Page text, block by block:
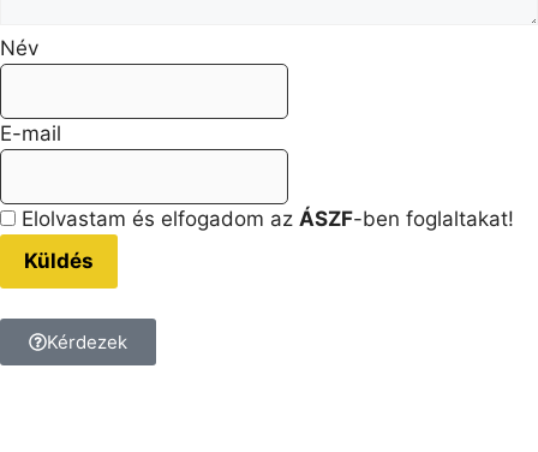
Név
E-mail
Elolvastam és elfogadom az ÁSZF-ben foglaltakat!
Küldés
Kérdezek